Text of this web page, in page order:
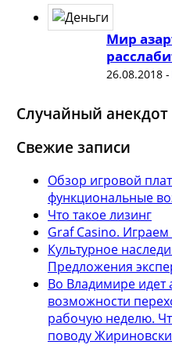
Мир
26.08.2018-
Случайный анекдот
Свежие записи
Обзор игровой
функциональные
Что такое лизинг
Graf Casino. Играем
Культурное
Предложения
Во Владимире идет
возможности
рабочую неделю.
поводу